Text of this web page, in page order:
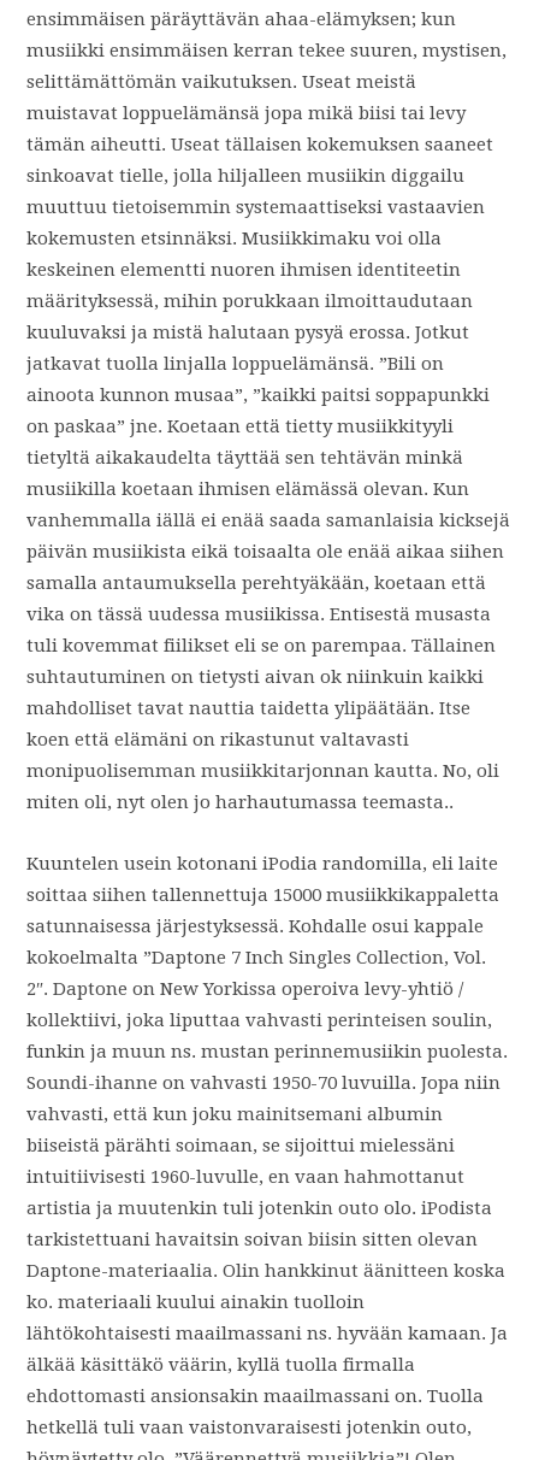
ensimmäisen päräyttävän ahaa-elämyksen; kun
musiikki ensimmäisen kerran tekee suuren, mystisen,
selittämättömän vaikutuksen. Useat meistä
muistavat loppuelämänsä jopa mikä biisi tai levy
tämän aiheutti. Useat tällaisen kokemuksen saaneet
sinkoavat tielle, jolla hiljalleen musiikin diggailu
muuttuu tietoisemmin systemaattiseksi vastaavien
kokemusten etsinnäksi. Musiikkimaku voi olla
keskeinen elementti nuoren ihmisen identiteetin
määrityksessä, mihin porukkaan ilmoittaudutaan
kuuluvaksi ja mistä halutaan pysyä erossa. Jotkut
jatkavat tuolla linjalla loppuelämänsä. ”Bili on
ainoota kunnon musaa”, ”kaikki paitsi soppapunkki
on paskaa” jne. Koetaan että tietty musiikkityyli
tietyltä aikakaudelta täyttää sen tehtävän minkä
musiikilla koetaan ihmisen elämässä olevan. Kun
vanhemmalla iällä ei enää saada samanlaisia kicksejä
päivän musiikista eikä toisaalta ole enää aikaa siihen
samalla antaumuksella perehtyäkään, koetaan että
vika on tässä uudessa musiikissa. Entisestä musasta
tuli kovemmat fiilikset eli se on parempaa. Tällainen
suhtautuminen on tietysti aivan ok niinkuin kaikki
mahdolliset tavat nauttia taidetta ylipäätään. Itse
koen että elämäni on rikastunut valtavasti
monipuolisemman musiikkitarjonnan kautta. No, oli
miten oli, nyt olen jo harhautumassa teemasta..
Kuuntelen usein kotonani iPodia randomilla, eli laite
soittaa siihen tallennettuja 15000 musiikkikappaletta
satunnaisessa järjestyksessä. Kohdalle osui kappale
kokoelmalta ”Daptone 7 Inch Singles Collection, Vol.
2″. Daptone on New Yorkissa operoiva levy-yhtiö /
kollektiivi, joka liputtaa vahvasti perinteisen soulin,
funkin ja muun ns. mustan perinnemusiikin puolesta.
Soundi-ihanne on vahvasti 1950-70 luvuilla. Jopa niin
vahvasti, että kun joku mainitsemani albumin
biiseistä pärähti soimaan, se sijoittui mielessäni
intuitiivisesti 1960-luvulle, en vaan hahmottanut
artistia ja muutenkin tuli jotenkin outo olo. iPodista
tarkistettuani havaitsin soivan biisin sitten olevan
Daptone-materiaalia. Olin hankkinut äänitteen koska
ko. materiaali kuului ainakin tuolloin
lähtökohtaisesti maailmassani ns. hyvään kamaan. Ja
älkää käsittäkö väärin, kyllä tuolla firmalla
ehdottomasti ansionsakin maailmassani on. Tuolla
hetkellä tuli vaan vaistonvaraisesti jotenkin outo,